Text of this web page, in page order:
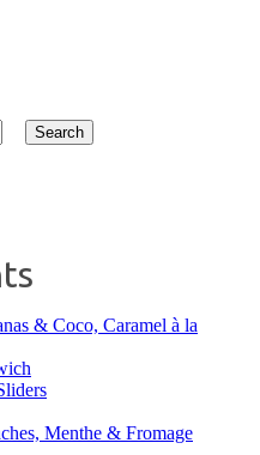
& Coco, Caramel à la
Menthe & Fromage